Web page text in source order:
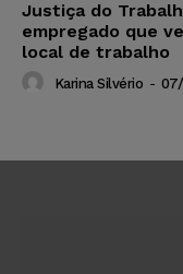
Justiça do
empregado que
local de trabalho
Karina Silvério -